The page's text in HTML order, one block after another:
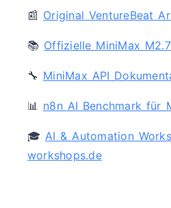
📰 Original VentureBeat
📚 Offizielle MiniMax
🔧 MiniMax API
📊 n8n AI Benchmark für
🎓AI & Automation
workshops.de